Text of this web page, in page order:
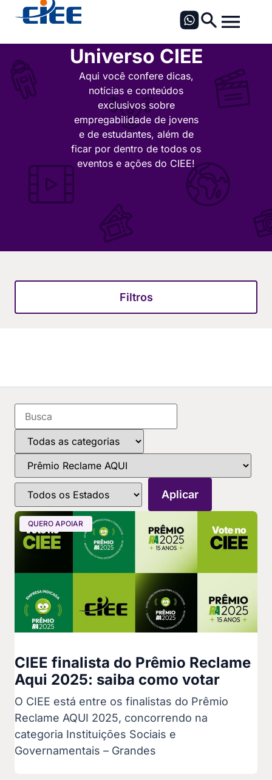
Universo CIEE
Aqui você confere dicas,
notícias e conteúdos
exclusivos sobre
empregabilidade de jovens
e de estudantes, além de
ficar por dentro de todos os
eventos e ações do CIEE!
Filtros
QUERO APOIAR
CIEE finalista do Prêmio Reclame
Aqui 2025: saiba como votar
O CIEE está entre os finalistas do Prêmio
Reclame AQUI 2025, concorrendo na
categoria Instituições Sociais e
Governamentais – Grandes